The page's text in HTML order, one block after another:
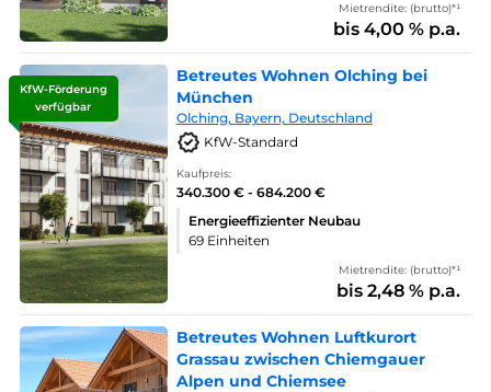
Mietrendite: (brutto)*¹
bis 4,00 % p.a.
KfW-Förderung
verfügbar
Betreutes Wohnen Olching bei
München
Olching, Bayern, Deutschland
KfW-Standard
Kaufpreis:
340.300 € - 684.200 €
Energieeffizienter Neubau
69 Einheiten
Mietrendite: (brutto)*¹
bis 2,48 % p.a.
Betreutes Wohnen Luftkurort
Grassau zwischen Chiemgauer
Alpen und Chiemsee